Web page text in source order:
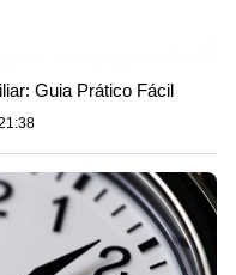
Guia Prático Fácil